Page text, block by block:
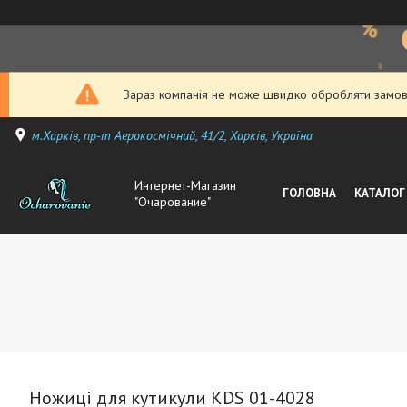
Зараз компанія не може швидко обробляти
м.Харків, пр-т Аерокосмічний, 41/2, Харків, Україна
Интернет-Магазин
"Очарование"
ГОЛОВНА
Ножиці для кутикули KDS 01-4028